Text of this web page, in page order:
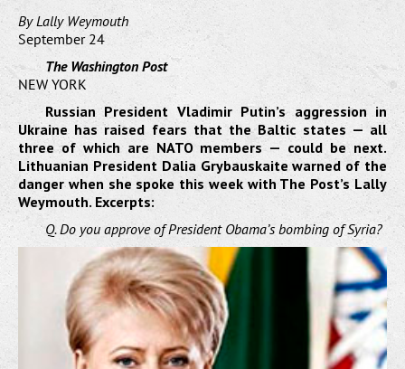
By Lally Weymouth
September 24
The Washington Post
NEW YORK
Russian President Vladimir Putin’s aggression in
Ukraine has raised fears that the Baltic states — all
three of which are NATO members — could be next.
Lithuanian President Dalia Grybauskaite warned of the
danger when she spoke this week with The Post’s Lally
Weymouth. Excerpts:
Q. Do you approve of President Obama’s bombing of Syria?